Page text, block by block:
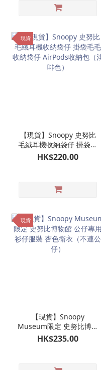
現貨
【現貨】Snoopy 史努比
毛絨耳機收納袋仔 掛袋毛
毛收納袋仔 AirPods收納
包（淺啡色）
HK$220.00
現貨
【現貨】Snoopy
Museum限定 史努比博物
館 公仔專用衫仔服裝 杏色
HK$235.00